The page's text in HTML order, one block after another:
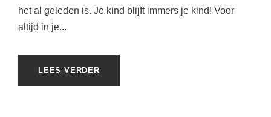
het al geleden is. Je kind blijft immers je kind! Voor
altijd in je...
LEES VERDER